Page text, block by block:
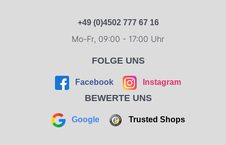
+49 (0)4502 777 67 16
Mo-Fr, 09:00 - 17:00 Uhr
FOLGE UNS
Facebook Instagram
BEWERTE UNS
Google Trusted Shops